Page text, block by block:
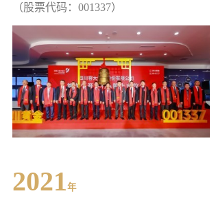
（股票代码：001337）
2021年